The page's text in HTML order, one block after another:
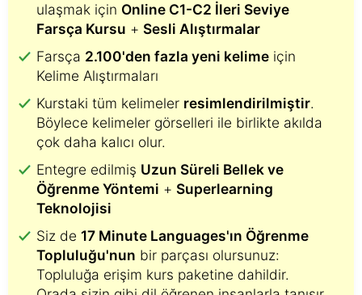
ulaşmak için Online C1-C2 İleri Seviye
Farsça Kursu + Sesli Alıştırmalar
Farsça 2.100'den fazla yeni kelime için
Kelime Alıştırmaları
Kurstaki tüm kelimeler resimlendirilmiştir.
Böylece kelimeler görselleri ile birlikte akılda
çok daha kalıcı olur.
Entegre edilmiş Uzun Süreli Bellek ve
Öğrenme Yöntemi + Superlearning
Teknolojisi
Siz de 17 Minute Languages'ın Öğrenme
Topluluğu'nun bir parçası olursunuz:
Topluluğa erişim kurs paketine dahildir.